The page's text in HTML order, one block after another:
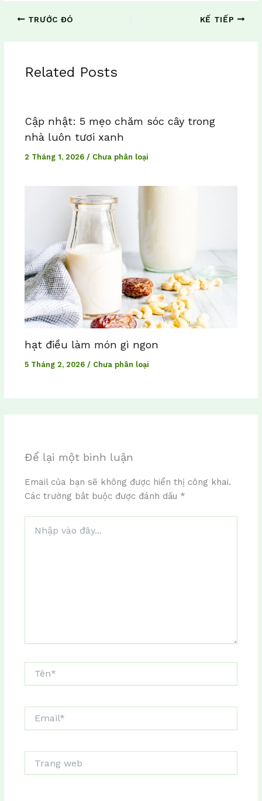
TRƯỚC ĐÓ KẾ TIẾP
Related Posts
Cập nhật: 5 mẹo chăm sóc cây trong
nhà luôn tươi xanh
2 Tháng 1, 2026 / Chưa phân loại
hạt điều làm món gì ngon
5 Tháng 2, 2026 / Chưa phân loại
Để lại một bình luận
Email của bạn sẽ không được hiển thị công khai.
Các trường bắt buộc được đánh dấu *
vào
web